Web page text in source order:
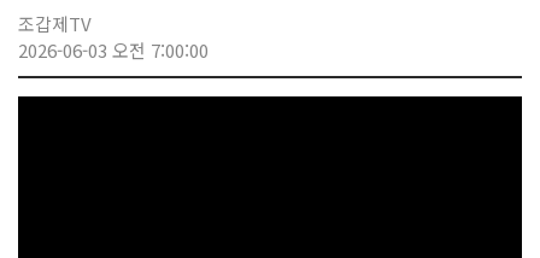
조갑제TV
2026-06-03 오전 7:00:00